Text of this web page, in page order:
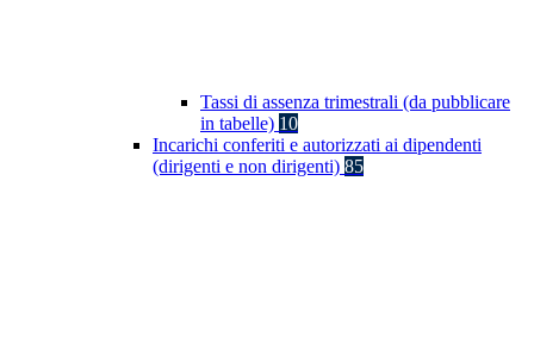
Tassi di assenza trimestrali (da pubblicare
in tabelle) 10
Incarichi conferiti e autorizzati ai dipendenti
(dirigenti e non dirigenti) 85